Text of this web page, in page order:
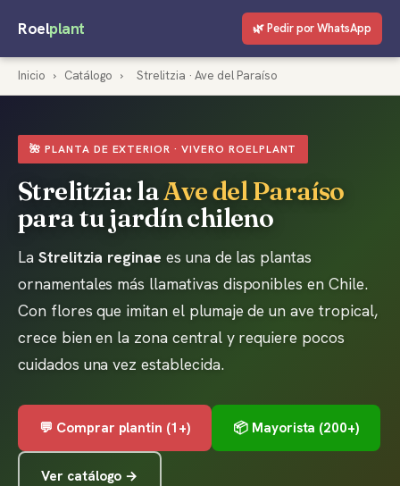
Roelplant 🌿 Pedir por WhatsApp
Inicio › Catálogo › Strelitzia · Ave del Paraíso
🌺 PLANTA DE EXTERIOR · VIVERO ROELPLANT
Strelitzia: laAve del Paraíso
para tu jardín chileno
La Strelitzia reginae es una de las plantas
ornamentales más llamativas disponibles en Chile.
Con flores que imitan el plumaje de un ave tropical,
crece bien en la zona central y requiere pocos
cuidados una vez establecida.
💬 Comprar plantin (1+) 📦 Mayorista (200+)
Ver catálogo →